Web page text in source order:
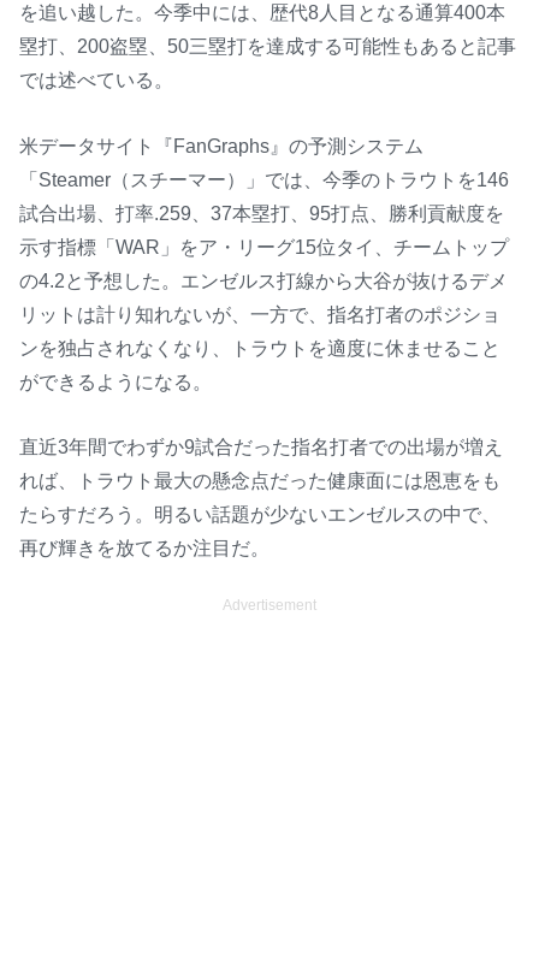
を追い越した。今季中には、歴代8人目となる通算400本
塁打、200盗塁、50三塁打を達成する可能性もあると記事
では述べている。
米データサイト『FanGraphs』の予測システム
「Steamer（スチーマー）」では、今季のトラウトを146
試合出場、打率.259、37本塁打、95打点、勝利貢献度を
示す指標「WAR」をア・リーグ15位タイ、チームトップ
の4.2と予想した。エンゼルス打線から大谷が抜けるデメ
リットは計り知れないが、一方で、指名打者のポジショ
ンを独占されなくなり、トラウトを適度に休ませること
ができるようになる。
直近3年間でわずか9試合だった指名打者での出場が増え
れば、トラウト最大の懸念点だった健康面には恩恵をも
たらすだろう。明るい話題が少ないエンゼルスの中で、
再び輝きを放てるか注目だ。
Advertisement